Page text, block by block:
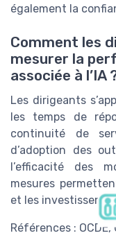
également la
Comment les
mesurer la
associée à l’IA
Les dirigeants
les temps de
continuité de
d’adoption des
l’efficacité des
mesures
et les
Références :